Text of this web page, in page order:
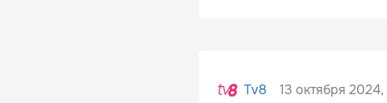
Tv8 13 октября 2024,